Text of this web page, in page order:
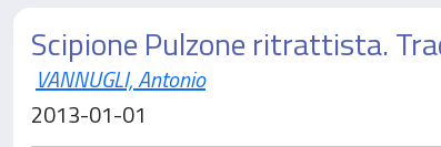
Scipione Pulzone ritrattista.
VANNUGLI, Antonio
2013-01-01